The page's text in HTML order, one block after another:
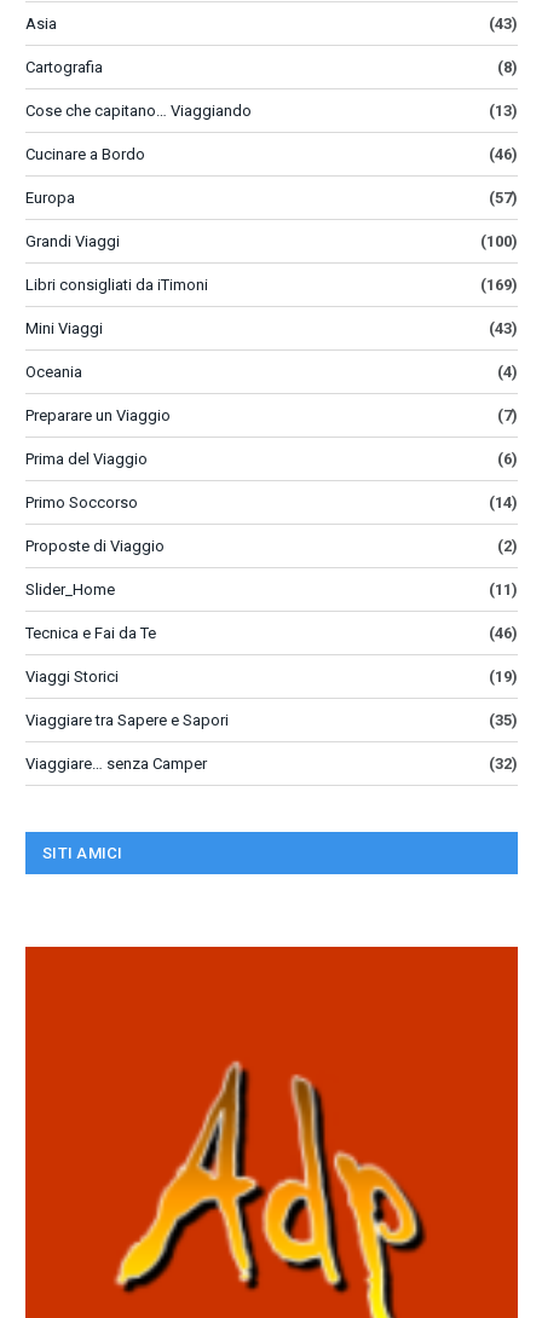
Asia (43)
Cartografia (8)
Cose che capitano… Viaggiando (13)
Cucinare a Bordo (46)
Europa (57)
Grandi Viaggi (100)
Libri consigliati da iTimoni (169)
Mini Viaggi (43)
Oceania (4)
Preparare un Viaggio (7)
Prima del Viaggio (6)
Primo Soccorso (14)
Proposte di Viaggio (2)
Slider_Home (11)
Tecnica e Fai da Te (46)
Viaggi Storici (19)
Viaggiare tra Sapere e Sapori (35)
Viaggiare… senza Camper (32)
SITI AMICI